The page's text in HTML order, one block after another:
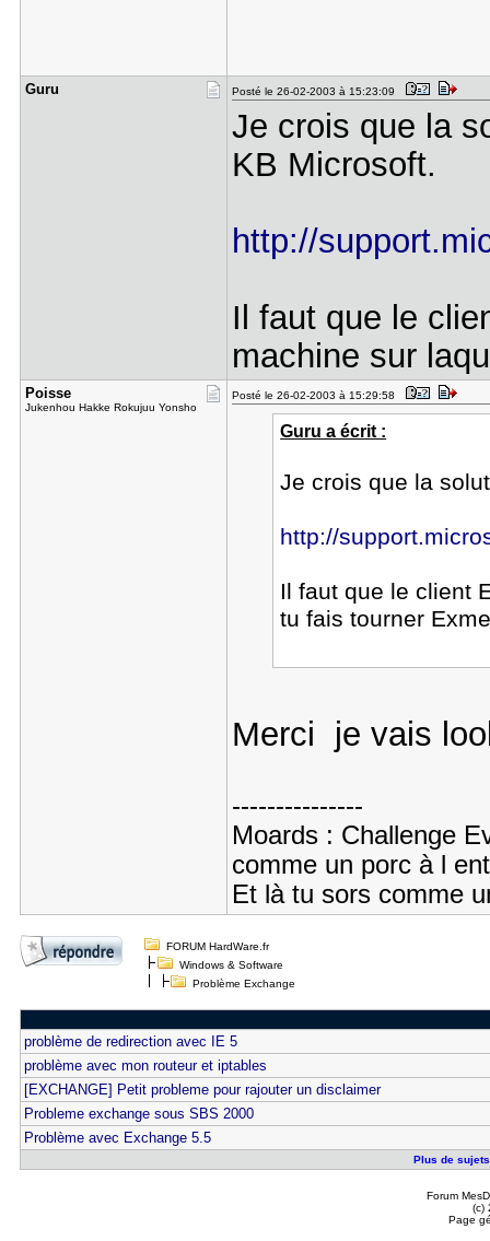
Guru Posté le 26-02-2003 à 15:23:09
Je crois que la
KB Microsoft.
http://
Il faut que le
machine sur
Poisse
Jukenhou Hakke Rokujuu Yonsho
Posté le 26-02-2003 à 15:29:58
Guru a écrit :
Je crois que la
http://
Il faut que le client
tu fais tourner
Merci je vais
---------------
Moards : Challenge
comme un porc à l
Et là tu sors comme
FORUM HardWare.fr
Windows & Software
Problème Exchange
problème de redirection avec IE 5
problème avec mon routeur et iptables
[EXCHANGE] Petit probleme pour rajouter un disclaimer
Probleme exchange sous SBS 2000
Problème avec Exchange 5.5
Plus de
Forum
(c)
Page